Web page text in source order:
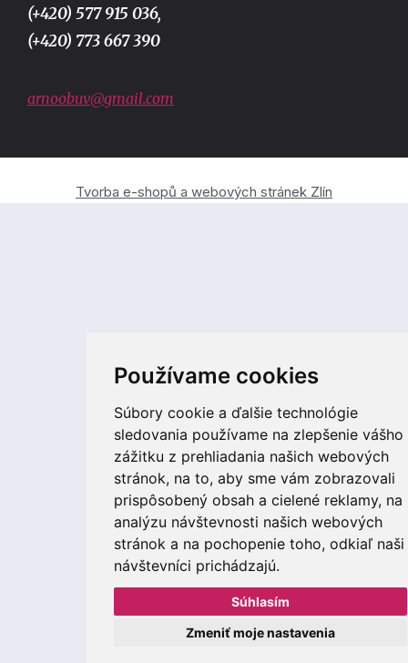
Používame cookies
Súbory cookie a ďalšie technológie
sledovania používame na zlepšenie vášho
zážitku z prehliadania našich webových
stránok, na to, aby sme vám zobrazovali
prispôsobený obsah a cielené reklamy, na
analýzu návštevnosti našich webových
stránok a na pochopenie toho, odkiaľ naši
návštevníci prichádzajú.
Súhlasím
Zmeniť moje nastavenia
(+420) 577 915 036,
(+420) 773 667 390
arnoobuv@gmail.com
Tvorba e-shopů a webových stránek Zlín